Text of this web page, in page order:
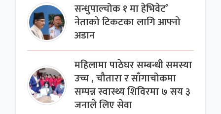
सन्धुपाल्चोक १ मा हेभिवेट’
नेताको टिकटका लागि आफ्नो
अडान
महिलामा पाठेघर सम्बन्धी समस्या
उच्च , चौतारा र साँगाचोकमा
सम्पन्न स्वास्थ्य शिविरमा ७ सय ३
जनाले लिए सेवा